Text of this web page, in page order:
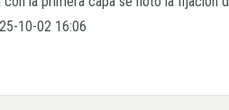
10-02 16:06